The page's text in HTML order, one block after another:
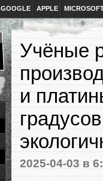
GOOGLE APPLE
Учёные
и
2025-04-03 в